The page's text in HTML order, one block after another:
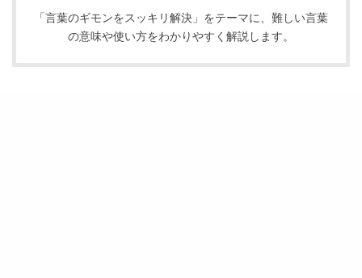
「言葉のギモンをスッキリ解決」をテーマに、難しい言葉
の意味や使い方をわかりやすく解説します。